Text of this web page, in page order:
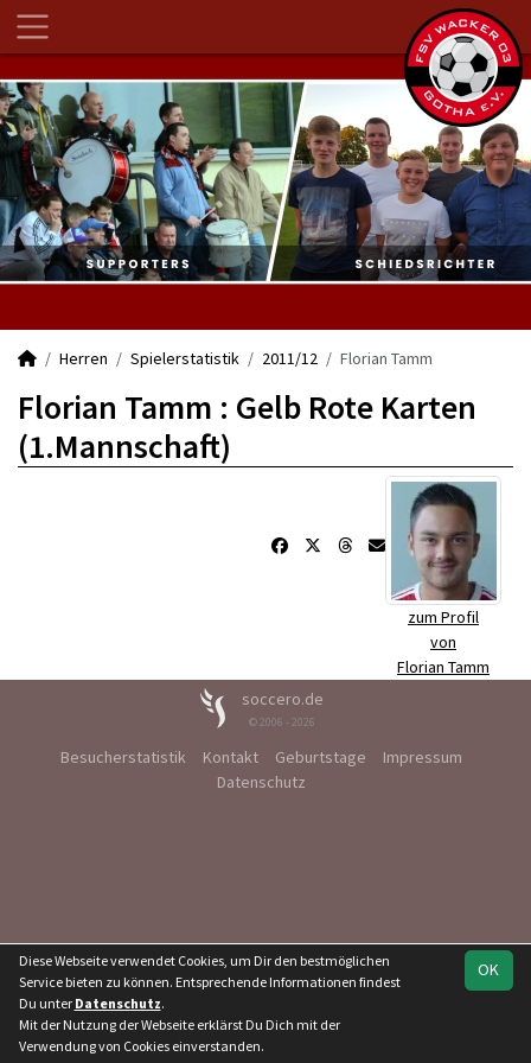
Herren Spielerstatistik 2011/12 Florian Tamm
Florian Tamm : Gelb Rote Karten
(1.Mannschaft)
zum Profil
von
Florian Tamm
soccero.de
© 2006 - 2026
Besucherstatistik Kontakt Geburtstage
Impressum
Datenschutz
OK
Diese Webseite verwendet Cookies, um Dir den bestmöglichen
Service bieten zu können. Entsprechende Informationen findest
Du unter Datenschutz.
Mit der Nutzung der Webseite erklärst Du Dich mit der
Verwendung von Cookies einverstanden.